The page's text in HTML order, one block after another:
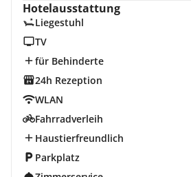
Hotelausstattung
Liegestuhl
TV
für Behinderte
24h Rezeption
WLAN
Fahrradverleih
Haustierfreundlich
Parkplatz